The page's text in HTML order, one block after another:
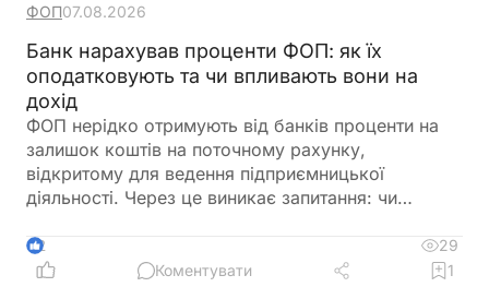
ФОП07.08.2026
Банк нарахував проценти ФОП: як їх
оподатковують та чи впливають вони на
дохід
ФОП нерідко отримують від банків проценти на
залишок коштів на поточному рахунку,
відкритому для ведення підприємницької
діяльності. Через це виникає запитання: чи
підприємницького доходу та сплачувати з них
податки як із доходу ФОП. Податкове
2
29
Коментувати
1